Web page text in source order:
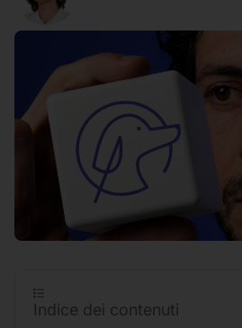
Indice dei contenuti